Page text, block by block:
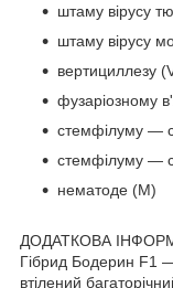
штаму вірусу
штаму вірусу
вертициллезу
фузаріозному
стемфілуму —
стемфілуму —
нематоде (M)
ДОДАТКОВА
Гібрид Бодерин F1
втілений